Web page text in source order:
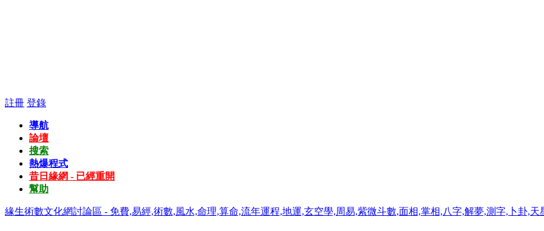
註冊 登錄
導航
論壇
搜索
熱爆程式
昔日緣網 - 已經重開
幫助
緣生術數文化網討論區 - 免費,易經,術數,風水,命理,算命,流年運程,地運,玄空學,周易,紫微斗數,面相,掌相,八字,解夢,測字,卜卦,